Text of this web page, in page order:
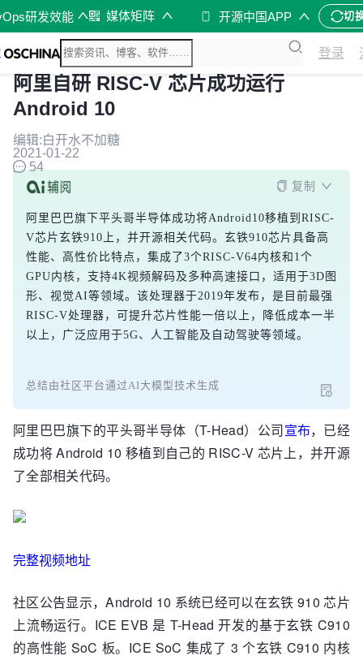
研发效能 媒体矩阵 开源中国APP 切
登录
阿里自研 RISC-V 芯片成功运行
Android 10
编辑:白开水不加糖
2021-01-22
54
复制
阿里巴巴旗下平头哥半导体成功将Android10移植到RISC-
V芯片玄铁910上，并开源相关代码。玄铁910芯片具备高
性能、高性价比特点，集成了3个RISC-V64内核和1个
GPU内核，支持4K视频解码及多种高速接口，适用于3D图
形、视觉AI等领域。该处理器于2019年发布，是目前最强
RISC-V处理器，可提升芯片性能一倍以上，降低成本一半
以上，广泛应用于5G、人工智能及自动驾驶等领域。
总结由社区平台通过AI大模型技术生成
阿里巴巴旗下的平头哥半导体（T-Head）公司宣布，已经
成功将 Android 10 移植到自己的 RISC-V 芯片上，并开源
了全部相关代码。
完整视频地址
社区公告显示，Android 10 系统已经可以在玄铁 910 芯片
上流畅运行。ICE EVB 是 T-Head 开发的基于玄铁 C910
的高性能 SoC 板。ICE SoC 集成了 3 个玄铁 C910 内核